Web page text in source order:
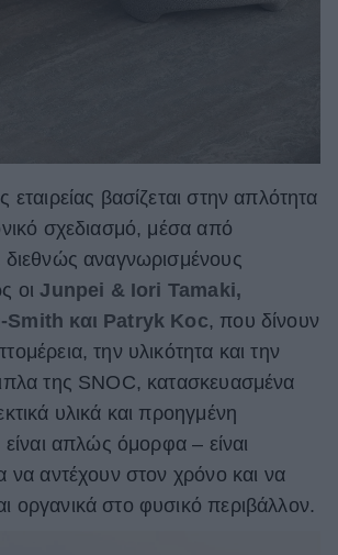
εταιρείας βασίζεται στην απλότητα
σχεδιασμό, μέσα από
διεθνώς αναγνωρισμένους
οι Junpei & Iori Tamaki,
και Patryk Koc, που δίνουν
την υλικότητα και την
της SNOC, κατασκευασμένα
υλικά και προηγμένη
είναι απλώς όμορφα – είναι
να αντέχουν στον χρόνο και να
οργανικά στο φυσικό περιβάλλον.